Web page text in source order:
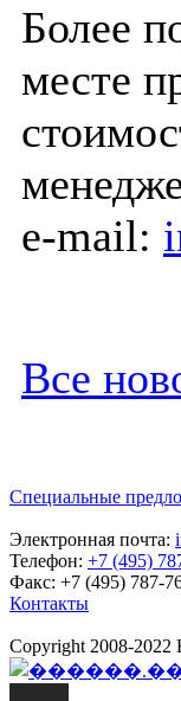
Более
месте
e-mail:
Все
Специальные
Электронная почта:
Телефон: +7 (495)
Факс: +7 (495) 787-
Контакты
Copyright 2008-